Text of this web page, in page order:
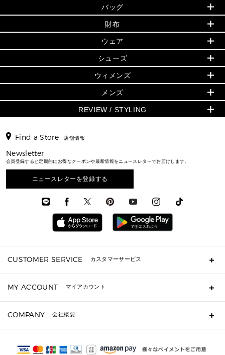
バッグ
財布
小物
シューズ・靴
ウェア
アクセサリー
時計
▶ メンズ
バッグ
時計
再値下げアイテム
追加アイテム
旗艦店からアウトレットに入荷
▶ ウィメンズすべて(ウェア・シューズ除く)
バッグ
財布・小物
ウェア
シューズ
時計・ジュエリー
メンズ バッグ
メンズ 財布・小物
メンズ シューズ
メンズ ウェア
メンズ 時計・その他
初夏のスタイル
▶ すべて
▶ ウィメンズすべて
バッグ
財布・小物
アクセサリー
フレグランス
シューズ
メンズ財布・小物
メンズアクセサリー
メンズシューズ
メンズウェア
バッグ
人気の定番アイテム
日本限定 - バッグ
▶ ウィメンズすべて
ハンドバッグ・サッチェル
トートバッグ
ショルダーバッグ
クロスボディ・斜め掛け
3 IN 1 / 2 IN 1 バッグ
▶ メンズすべて
財布
日本限定 - 財布・小物
▶ ウィメンズすべて
GREENWICH
ミニ財布・フラグメントケース
折り財布(二つ折り・三つ折り)
長財布
お財布レビュー ▸
ウェア
▶ ウィメンズすべて
トップス
スカート・パンツ
ワンピース・ドレス
ジャケット・アウター
シューズ
▶ ウィメンズすべて
サンダル
スニーカー
ウィメンズ
人気の定番アイテム
▶ ウィメンズすべて
▶ バッグすべて
通勤・通学アイテム
▶ 財布すべて
ミニ財布・フラグメントケース
折り財布(二つ折り・三つ折り)
長財布
▶ 小物すべて
キーケース
定期ケース・カードケース・名刺入れ
ポーチ
サンダル
メンズ
▶ メンズすべて
シューズ・靴
ウェア
REVIEW / STYLING
エディターレビュー
Find a Store 店舗情報
Newsletter
会員登録すると定期的にお得なクーポンや最新情報をニュースレターでお届けします。
ニュースレターを登録する
CUSTOMER SERVICE カスタマーサービス
ギフト用にラッピングができますか？
ショッピングバッグを購入商品分送ってもらえますか？
注文後に完了メールが受信できないのですが？
サイズ交換はできますか？
MY ACCOUNT マイアカウント
COMPANY 会社概要
会社概要